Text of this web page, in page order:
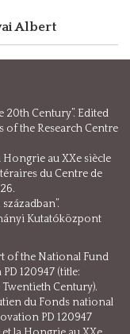
Albert
Century”. Edited
of the Research Centre
Hongrie au XXe siècle
du Centre de
Kutatóközpont
of the National Fund
120947 (title:
Century).
du Fonds national
PD 120947